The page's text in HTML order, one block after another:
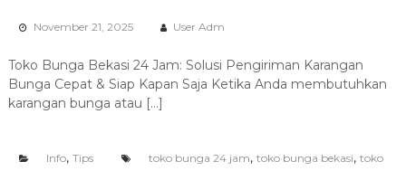
November 21, 2025 User Adm
Toko Bunga Bekasi 24 Jam: Solusi Pengiriman Karangan
Bunga Cepat & Siap Kapan Saja Ketika Anda membutuhkan
karangan bunga atau […]
Info, Tips toko bunga 24 jam, toko bunga bekasi, toko